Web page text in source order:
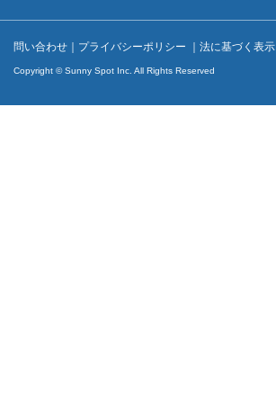
問い合わせ ｜ プライバシーポリシー ｜ 法に基づく表示
Copyright © Sunny Spot Inc. All Rights Reserved